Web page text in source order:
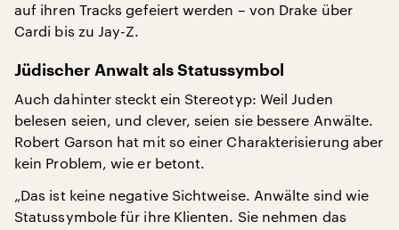
auf ihren Tracks gefeiert werden – von Drake über
Cardi bis zu Jay-Z.
Jüdischer Anwalt als Statussymbol
Auch dahinter steckt ein Stereotyp: Weil Juden
belesen seien, und clever, seien sie bessere Anwälte.
Robert Garson hat mit so einer Charakterisierung aber
kein Problem, wie er betont.
„Das ist keine negative Sichtweise. Anwälte sind wie
Statussymbole für ihre Klienten. Sie nehmen das